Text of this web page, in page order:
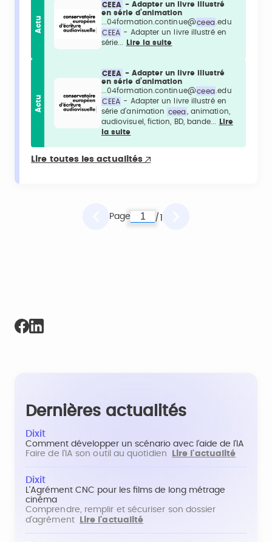
Actu
CEEA - Adapter un livre illustré
en série d’animation
...04formation.continue@ceea .edu
CEEA - Adapter un livre illustré en
série...
Lire la suite
Actu
CEEA - Adapter un livre illustré
en série d’animation
...04formation.continue@ceea .edu
CEEA - Adapter un livre illustré en
série d’animation ceea
, animation,
audiovisuel, fiction, BD, bande...
Lire
la suite
Lire toutes les actualités
Page / 1
Dernières actualités
Dixit
Comment développer un scénario avec l'aide de l'IA
Faire de l'IA son outil au quotidien
Lire l'actualité
Dixit
L'Agrément CNC pour les films de long métrage
cinéma
Comprendre, remplir et sécuriser son dossier
d'agrément
Lire l'actualité